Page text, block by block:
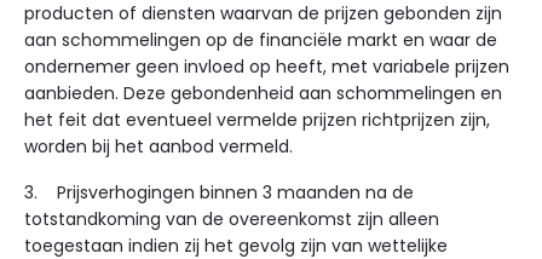
producten of diensten waarvan de prijzen gebonden zijn
aan schommelingen op de financiële markt en waar de
ondernemer geen invloed op heeft, met variabele prijzen
aanbieden. Deze gebondenheid aan schommelingen en
het feit dat eventueel vermelde prijzen richtprijzen zijn,
worden bij het aanbod vermeld.
3. Prijsverhogingen binnen 3 maanden na de
totstandkoming van de overeenkomst zijn alleen
toegestaan indien zij het gevolg zijn van wettelijke